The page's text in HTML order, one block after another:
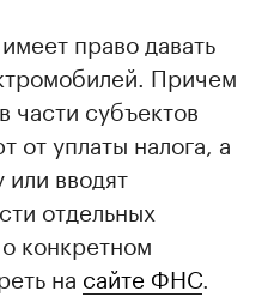
право давать
Причем
части субъектов
от уплаты налога, а
вводят
отдельных
конкретном
на сайте ФНС.